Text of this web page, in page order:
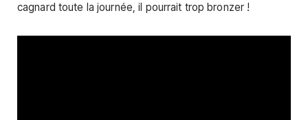
cagnard toute la journée, il pourrait trop bronzer !